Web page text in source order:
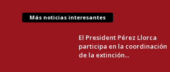
Más noticias interesantes
El President Pérez Llorca
participa en la coordinación
de la extinción...